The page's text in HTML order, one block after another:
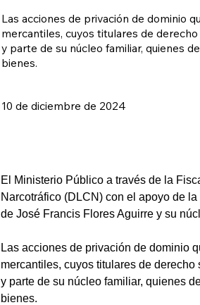
Las acciones de privación de dominio
mercantiles, cuyos titulares de
y parte de su núcleo familiar, quienes
bienes.
10 de diciembre de 2024
El Ministerio Público a través de la
Narcotráfico (DLCN) con el apoyo de
de José Francis Flores Aguirre y su
Las acciones de privación de dominio
mercantiles, cuyos titulares de
y parte de su núcleo familiar, quienes
bienes.